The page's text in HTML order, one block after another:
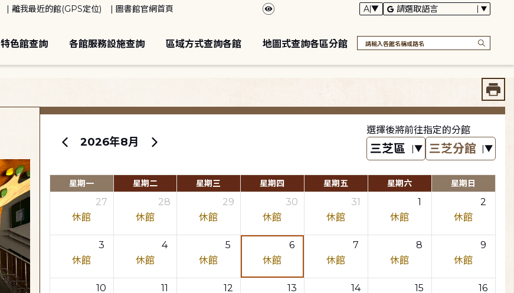
離我最近的館(GPS定位) 圖書館官網首頁
特色館查詢 各館服務設施查詢 區域方式查詢各館 地圖式查詢各區分館
2026年8月
選擇後將前往指定的分館
星期一 星期二 星期三 星期四 星期五 星期六 星期日
27
休館
28
休館
29
休館
30
休館
31
休館
1
休館
2
休館
3
休館
4
休館
5
休館
6
休館
7
休館
8
休館
9
休館
10
11
12
13
14
15
16